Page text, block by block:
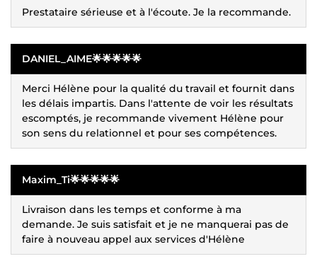
Prestataire sérieuse et à l'écoute. Je la recommande.
DANIEL_AIME🌟🌟🌟🌟🌟
Merci Hélène pour la qualité du travail et fournit dans
les délais impartis. Dans l'attente de voir les résultats
escomptés, je recommande vivement Hélène pour
son sens du relationnel et pour ses compétences.
Maxim_Ti🌟🌟🌟🌟🌟
Livraison dans les temps et conforme à ma
demande. Je suis satisfait et je ne manquerai pas de
faire à nouveau appel aux services d'Hélène